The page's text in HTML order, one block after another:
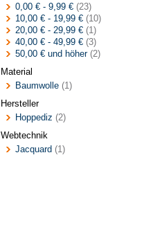
0,00 € - 9,99 € (23)
10,00 € - 19,99 € (10)
20,00 € - 29,99 € (1)
40,00 € - 49,99 € (3)
50,00 € und höher (2)
Material
Baumwolle (1)
Hersteller
Hoppediz (2)
Webtechnik
Jacquard (1)